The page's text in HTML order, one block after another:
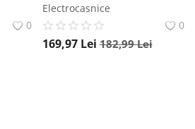
0
Electrocasnice
0
169,97 Lei 182,99Lei